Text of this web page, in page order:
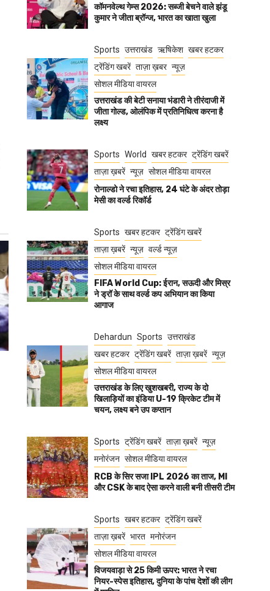
कॉमनवेल्थ गेम्स 2026: सब्जी बेचने वाले झंडू
कुमार ने जीता ब्रॉन्ज, भारत का खाता खुला
Sports उत्तराखंड ऋषिकेश खबर हटकर
ट्रेंडिंग खबरें ताज़ा ख़बर न्यूज़
सोशल मीडिया वायरल
उत्तराखंड की बेटी सनाया भंडारी ने तीरंदाजी में
जीता गोल्ड, ओलंपिक में प्रतिनिधित्व करना है
लक्ष्य
Sports World खबर हटकर ट्रेंडिंग खबरें
ताज़ा ख़बरें न्यूज़ सोशल मीडिया वायरल
रोनाल्डो ने रचा इतिहास, 24 घंटे के अंदर तोड़ा
मेसी का वर्ल्ड रिकॉर्ड
Sports खबर हटकर ट्रेंडिंग खबरें
ताज़ा ख़बरें न्यूज़ वर्ल्ड न्यूज़
सोशल मीडिया वायरल
FIFA World Cup: ईरान, सऊदी और मिस्र
ने ड्रॉ के साथ वर्ल्ड कप अभियान का किया
आगाज
Dehardun Sports उत्तराखंड
खबर हटकर ट्रेंडिंग खबरें ताज़ा ख़बरें न्यूज़
सोशल मीडिया वायरल
उत्तराखंड के लिए खुशखबरी, राज्य के दो
खिलाड़ियों का इंडिया U-19 क्रिकेट टीम में
चयन, लक्ष्य बने उप कप्तान
Sports ट्रेंडिंग खबरें ताज़ा ख़बरें न्यूज़
मनोरंजन सोशल मीडिया वायरल
RCB के सिर सजा IPL 2026 का ताज, MI
और CSK के बाद ऐसा करने वाली बनी तीसरी टीम
Sports खबर हटकर ट्रेंडिंग खबरें
ताज़ा ख़बरें भारत मनोरंजन
सोशल मीडिया वायरल
विजयवाड़ा से 25 किमी ऊपर: भारत ने रचा
नियर-स्पेस इतिहास, दुनिया के पांच देशों की लीग